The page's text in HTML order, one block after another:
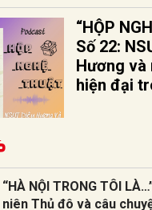
“HỘP
Số 22:
Hương và
hiện đại
“HÀ NỘI TRONG TÔI
niên Thủ đô và câu